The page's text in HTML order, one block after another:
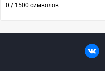
0 / 1500 символов